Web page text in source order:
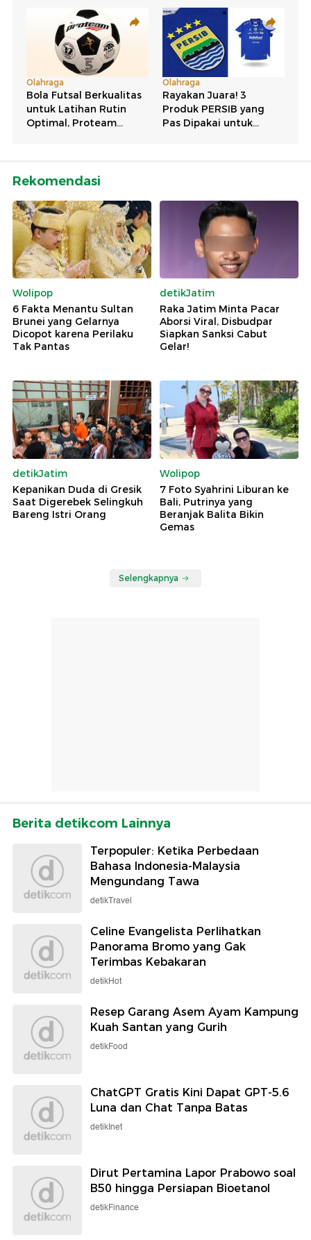
Rekomendasi
Wolipop
6 Fakta Menantu Sultan
Brunei yang Gelarnya
Dicopot karena Perilaku
Tak Pantas
detikJatim
Raka Jatim Minta Pacar
Aborsi Viral, Disbudpar
Siapkan Sanksi Cabut
Gelar!
detikJatim
Kepanikan Duda di Gresik
Saat Digerebek Selingkuh
Bareng Istri Orang
Wolipop
7 Foto Syahrini Liburan ke
Bali, Putrinya yang
Beranjak Balita Bikin
Gemas
Selengkapnya
Berita detikcom Lainnya
Terpopuler: Ketika Perbedaan
Bahasa Indonesia-Malaysia
Mengundang Tawa
detikTravel
Celine Evangelista Perlihatkan
Panorama Bromo yang Gak
Terimbas Kebakaran
detikHot
Resep Garang Asem Ayam Kampung
Kuah Santan yang Gurih
detikFood
ChatGPT Gratis Kini Dapat GPT-5.6
Luna dan Chat Tanpa Batas
detikInet
Dirut Pertamina Lapor Prabowo soal
B50 hingga Persiapan Bioetanol
detikFinance